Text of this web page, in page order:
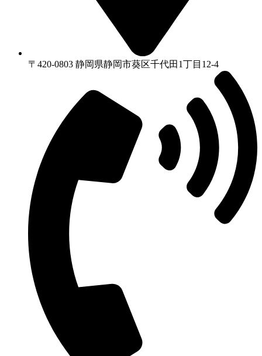
〒420-0803 静岡県静岡市葵区千代⽥1丁⽬12-4